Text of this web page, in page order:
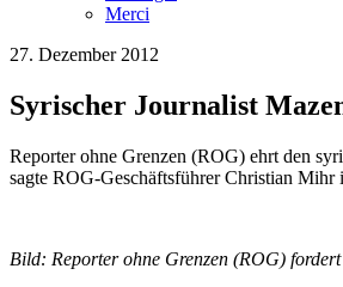
Merci
27. Dezember 2012
Syrischer Journalist
Reporter ohne Grenzen (ROG) ehrt den
sagte ROG-Geschäftsführer Christian
Bild: Reporter ohne Grenzen (ROG)